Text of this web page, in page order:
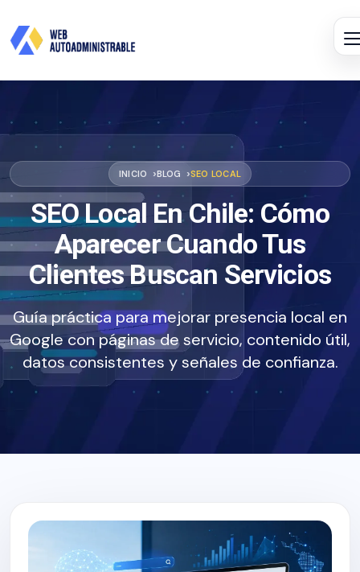
INICIO BLOG SEO LOCAL
SEO Local En Chile: Cómo
Aparecer Cuando Tus
Clientes Buscan Servicios
Guía práctica para mejorar presencia local en
Google con páginas de servicio, contenido útil,
datos consistentes y señales de confianza.